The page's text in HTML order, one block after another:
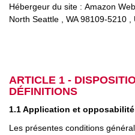
Hébergeur du site : Amazon
North Seattle , WA 98109-5210 ,
ARTICLE 1 -
DÉFINITIONS
1.1 Application et opposabilité
Les présentes conditions